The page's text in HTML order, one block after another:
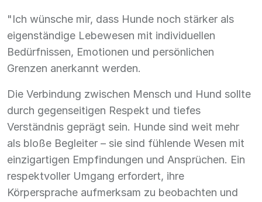
"Ich wünsche mir, dass Hunde noch stärker als
eigenständige Lebewesen mit individuellen
Bedürfnissen, Emotionen und persönlichen
Grenzen anerkannt werden.
Die Verbindung zwischen Mensch und Hund sollte
durch gegenseitigen Respekt und tiefes
Verständnis geprägt sein. Hunde sind weit mehr
als bloße Begleiter – sie sind fühlende Wesen mit
einzigartigen Empfindungen und Ansprüchen. Ein
respektvoller Umgang erfordert, ihre
Körpersprache aufmerksam zu beobachten und